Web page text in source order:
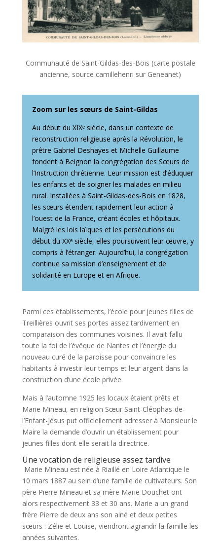
Communauté de Saint-Gildas-des-Bois (carte postale
ancienne, source camillehenri sur Geneanet)
Zoom sur les sœurs de Saint-Gildas
Au début du XIXᵉ siècle, dans un contexte de
reconstruction religieuse après la Révolution, le
prêtre Gabriel Deshayes et Michelle Guillaume
fondent à Beignon la congrégation des Sœurs de
l’Instruction chrétienne. Leur mission est d’éduquer
les enfants et de soigner les malades en milieu
rural. Installées à Saint-Gildas-des-Bois en 1828,
les sœurs étendent rapidement leur action à
l’ouest de la France, créant écoles et hôpitaux.
Malgré les lois laïques et les persécutions du
début du XXᵉ siècle, elles poursuivent leur œuvre, y
compris à l’étranger. Aujourd’hui, la congrégation
continue sa mission d’enseignement et de
solidarité en Europe et en Afrique.
Parmi ces établissements, l’école pour jeunes filles de
Treillières ouvrit ses portes assez tardivement en
comparaison des communes voisines. Il avait fallu
toute la foi de l’évêque de Nantes et l’énergie du
nouveau curé de la paroisse pour convaincre les
habitants à investir leur temps et leur argent dans la
construction d’une école privée.
Mais à l’automne 1925 les locaux étaient prêts et
Marie Mineau, en religion Sœur Saint-Cléophas-de-
l’Enfant-Jésus put officiellement adresser à Monsieur le
Maire la demande d’ouvrir un établissement pour
jeunes filles dont elle serait la directrice.
Une vocation de religieuse assez tardive
Marie Mineau est née à Riaillé en Loire Atlantique le
10 mars 1887 au sein d’une famille de cultivateurs. Son
père Pierre Mineau et sa mère Marie Douchet ont
alors respectivement 33 et 30 ans. Marie a un grand
frère Pierre de deux ans son ainé et deux petites
sœurs : Zélie et Louise, viendront agrandir la famille les
années suivantes.